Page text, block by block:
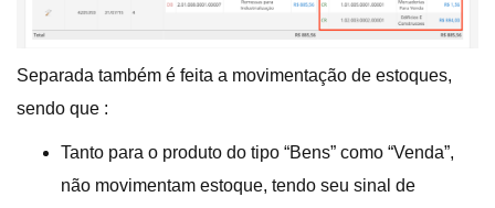
Separada também é feita a movimentação de estoques,
sendo que :
Tanto para o produto do tipo “Bens” como “Venda”,
não movimentam estoque, tendo seu sinal de